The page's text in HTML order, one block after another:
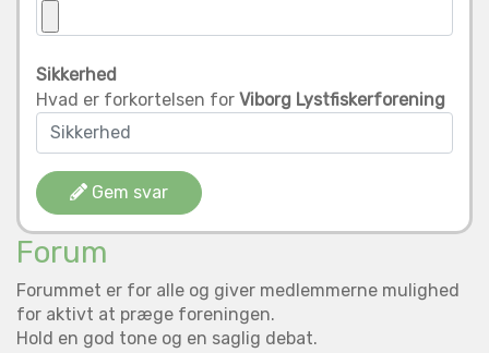
Sikkerhed
Hvad er forkortelsen for Viborg Lystfiskerforening
Gem svar
Forum
Forummet er for alle og giver medlemmerne mulighed
for aktivt at præge foreningen.
Hold en god tone og en saglig debat.